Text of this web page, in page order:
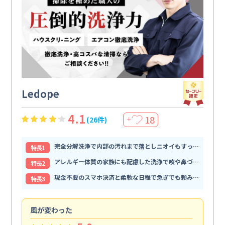
Ledope
4.1 (26件) ＋ 18
特⻑1
完全分解洗浄で内部の汚れまで落としニオイもすっきり解消
特⻑2
アレルギー体質の家族にも配慮した洗浄で咳や鼻づまりが和らぐ
特⻑3
現金不要のスマホ決済と柔軟な日程で急ぎでも頼みやすい
風が変わった